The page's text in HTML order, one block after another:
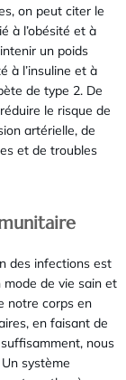
on peut citer le
à l’obésité et à
un poids
à l’insuline et à
de type 2. De
le risque de
artérielle, de
et de troubles
des infections est
mode de vie sain et
notre corps en
en faisant de
nous
système